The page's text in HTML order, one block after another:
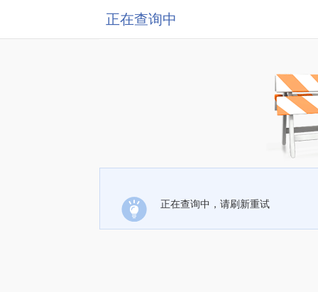
正在查询中
正在查询中，请刷新重试